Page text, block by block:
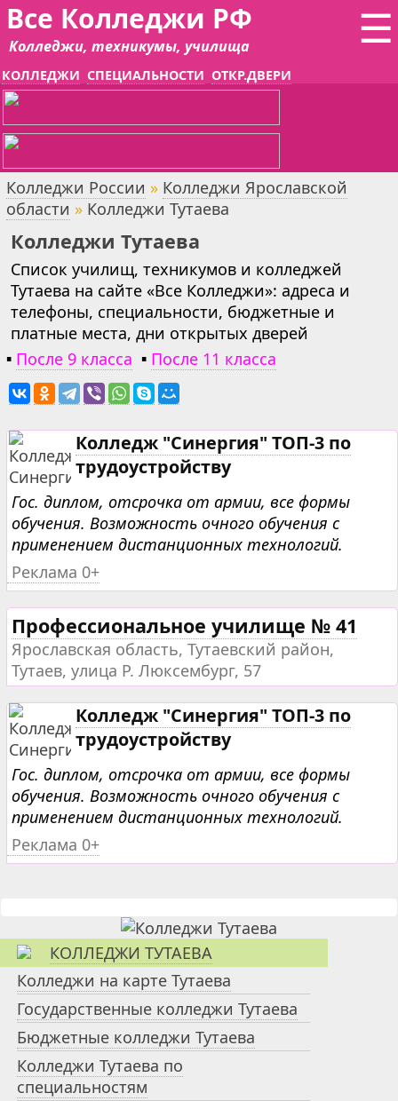
☰
Все Колледжи РФ
Колледжи, техникумы, училища
КОЛЛЕДЖИ СПЕЦИАЛЬНОСТИ ОТКР.ДВЕРИ
Колледжи России » Колледжи Ярославской
области » Колледжи Тутаева
Колледжи Тутаева
Список училищ, техникумов и колледжей
Тутаева на сайте «Все Колледжи»: адреса и
телефоны, специальности, бюджетные и
платные места, дни открытых дверей
▪ После 9 класса ▪ После 11 класса
Колледж "Синергия" ТОП-3 по
трудоустройству
Гос. диплом, отсрочка от армии, все формы
обучения. Возможность очного обучения с
применением дистанционных технологий.
Реклама 0+
Профессиональное училище № 41
Ярославская область, Тутаевский район,
Тутаев, улица Р. Люксембург, 57
Колледж "Синергия" ТОП-3 по
трудоустройству
Гос. диплом, отсрочка от армии, все формы
обучения. Возможность очного обучения с
применением дистанционных технологий.
Реклама 0+
КОЛЛЕДЖИ ТУТАЕВА
Колледжи на карте Тутаева
Государственные колледжи Тутаева
Бюджетные колледжи Тутаева
Колледжи Тутаева по
специальностям